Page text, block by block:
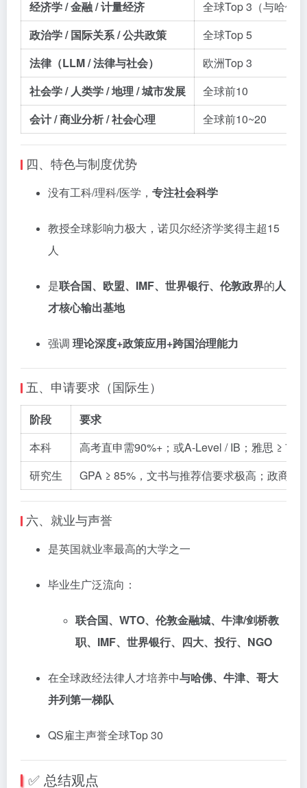
经济学 / 金融 / 计量经济
全球Top 3（与哈佛
政治学 / 国际关系 / 公共政策
全球Top 5
法律（LLM / 法律与社会）
欧洲Top 3
社会学 / 人类学 / 地理 / 城市发展
全球前10
会计 / 商业分析 / 社会心理
全球前10~20
四、特色与制度优势
没有工科/理科/医学， 专注社会科学
教授全球影响力极大，诺贝尔经济学奖得主超15
人
是联合国、欧盟、IMF、世界银行、伦敦政界的人
才核心输出基地
强调 理论深度+政策应用+跨国治理能力
五、申请要求（国际生）
阶段
要求
本科
高考直申需90%+；或A-Level / IB；雅思 ≥ 7.0
研究生
GPA ≥ 85%，文书与推荐信要求极高；政商法
六、就业与声誉
是英国就业率最高的大学之一
毕业生广泛流向：
联合国、WTO、伦敦金融城、牛津/剑桥教
职、IMF、世界银行、四大、投行、NGO
在全球政经法律人才培养中与哈佛、牛津、哥大
并列第一梯队
QS雇主声誉全球Top 30
✅ 总结观点